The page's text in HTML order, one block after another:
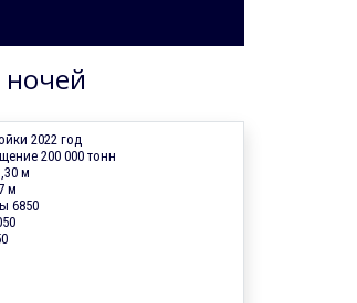
ночей
2022 год
200 000 тонн
м
м
6850